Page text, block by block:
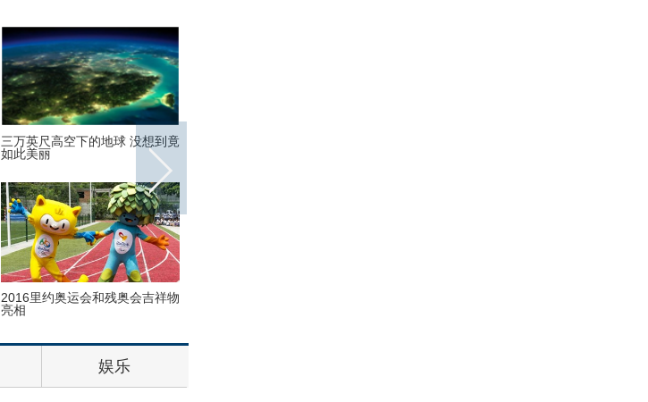
三万英尺高空下的地球 没想到竟
如此美丽
2016里约奥运会和残奥会吉祥物
亮相
娱乐